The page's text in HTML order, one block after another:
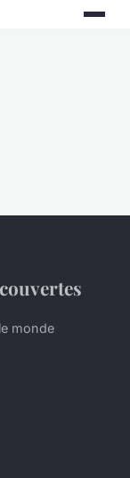
monde